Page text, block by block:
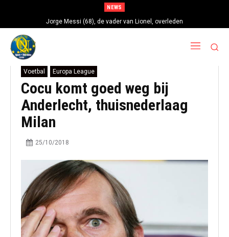
NEWS
Jorge Messi (68), de vader van Lionel, overleden
Voetbal Europa League
Cocu komt goed weg bij
Anderlecht, thuisnederlaag
Milan
25/10/2018